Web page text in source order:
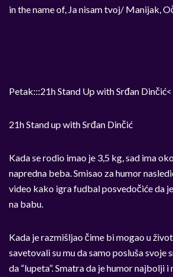
in the name of, Ja nisam tvoj/ Manijak,
Petak:::21h Stand Up with Srđan
21h Stand up with Srđan Dinčić
Kada se rodio imao je 3,5 kg, sad ima
napredna beba. Smisao za humor
video kako igra fudbal posvedočiće da
na babu.
Kada je razmišljao čime bi mogao u
savetovali su mu da samo posluša svoje
da “lupeta”. Smatra da je humor najbolji